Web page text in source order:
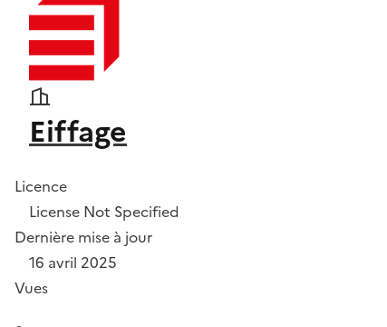
Eiffage
Licence
License Not Specified
Dernière mise à jour
16 avril 2025
Vues